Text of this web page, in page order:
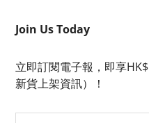
Join Us Today
立即訂閱電子報，即享
新貨上架資訊）！
Type your email…